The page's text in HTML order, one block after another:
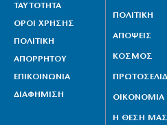
ΤΑΥΤΟΤΗΤΑ
ΟΡΟΙ ΧΡΗΣΗΣ
ΠΟΛΙΤΙΚΗ
ΑΠΟΡΡΗΤΟΥ
ΕΠΙΚΟΙΝΩΝΙΑ
ΔΙΑΦΗΜΙΣΗ
ΠΟΛΙΤΙΚΗ
ΑΠΟΨΕΙΣ
ΚΟΣΜΟΣ
ΟΙΚΟΝΟΜΙΑ
Η ΘΕΣΗ ΜΑΣ